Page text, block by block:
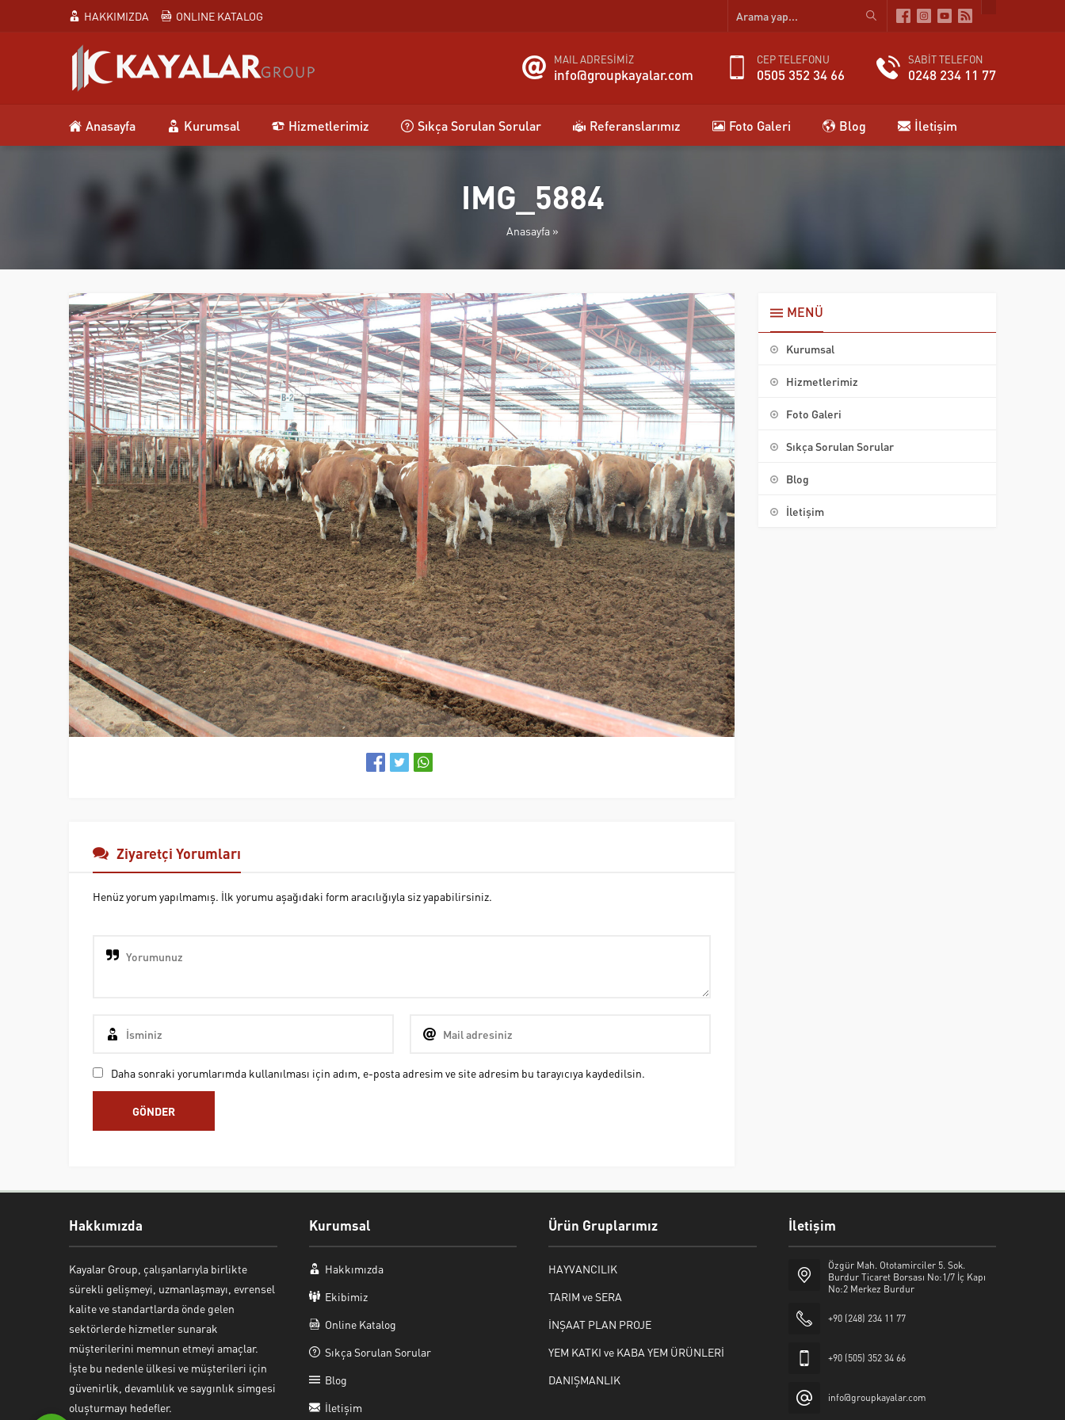
HAKKIMIZDA ONLINE KATALOG
MAIL ADRESİMİZ
info@groupkayalar.com
CEP TELEFONU
0505 352 34 66
SABİT TELEFON
0248 234 11 77
Anasayfa Kurumsal Hizmetlerimiz Sıkça Sorulan Sorular Referanslarımız Foto Galeri Blog İletişim
IMG_5884
Anasayfa »
Ziyaretçi Yorumları
Henüz yorum yapılmamış. İlk yorumu aşağıdaki form aracılığıyla siz yapabilirsiniz.
Daha sonraki yorumlarımda kullanılması için adım, e-posta adresim ve site adresim bu tarayıcıya kaydedilsin.
MENÜ
Kurumsal
Hizmetlerimiz
Foto Galeri
Sıkça Sorulan Sorular
Blog
İletişim
Hakkımızda
Kayalar Group, çalışanlarıyla birlikte
sürekli gelişmeyi, uzmanlaşmayı, evrensel
kalite ve standartlarda önde gelen
sektörlerde hizmetler sunarak
müşterilerini memnun etmeyi amaçlar.
İşte bu nedenle ülkesi ve müşterileri için
güvenirlik, devamlılık ve saygınlık simgesi
oluşturmayı hedefler.
Kurumsal
Hakkımızda
Ekibimiz
Online Katalog
Sıkça Sorulan Sorular
Blog
İletişim
Ürün Gruplarımız
HAYVANCILIK
TARIM ve SERA
İNŞAAT PLAN PROJE
YEM KATKI ve KABA YEM ÜRÜNLERİ
DANIŞMANLIK
İletişim
Özgür Mah. Ototamirciler 5. Sok.
Burdur Ticaret Borsası No:1/7 İç Kapı
No:2 Merkez Burdur
+90 (248) 234 11 77
+90 (505) 352 34 66
info@groupkayalar.com
Cevap Yaz